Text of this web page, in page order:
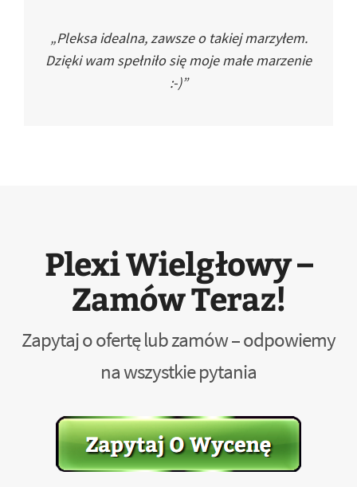
„Pleksa idealna, zawsze o takiej marzyłem.
Dzięki wam spełniło się moje małe marzenie
:-)”
Plexi Wielgłowy –
Zamów Teraz!
Zapytaj o ofertę lub zamów – odpowiemy
na wszystkie pytania